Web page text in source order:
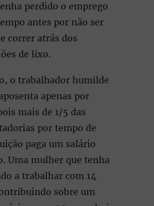
perdido o emprego
antes por não ser
correr atrás dos
de lixo.
o trabalhador humilde
apenas por
mais de 1/5 das
por tempo de
paga um salário
Uma mulher que tenha
a trabalhar com 14
sobre um